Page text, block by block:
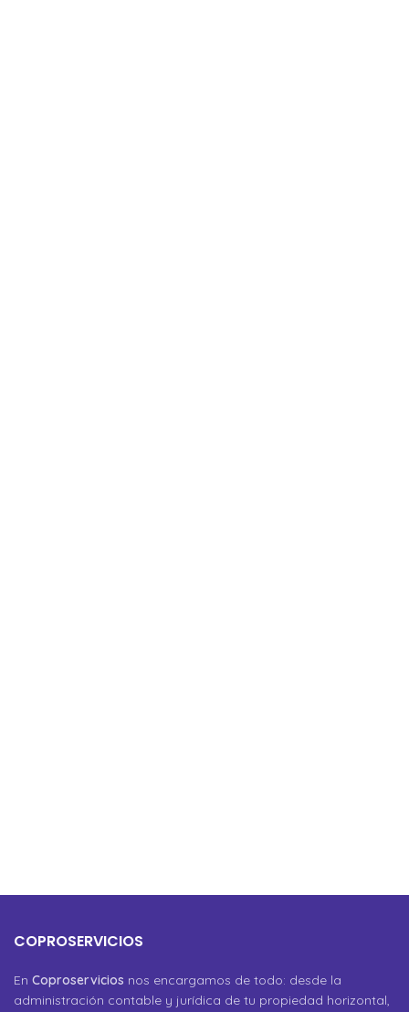
COPROSERVICIOS
En Coproservicios nos encargamos de todo: desde la
administración contable y jurídica de tu propiedad horizontal,